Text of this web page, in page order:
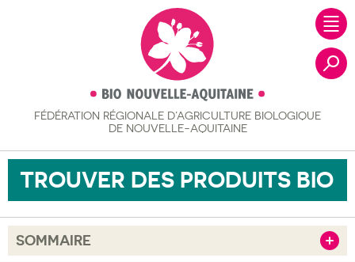
FÉDÉRATION RÉGIONALE D’AGRICULTURE BIOLOGIQUE
DE NOUVELLE-AQUITAINE
TROUVER DES PRODUITS BIO
SOMMAIRE